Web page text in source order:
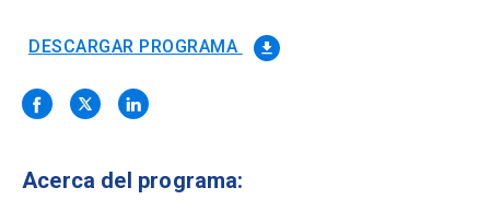
Noticias
Solicitud Certificados
en
enlace
DESCARGAR PROGRAMA file_download
Acerca del programa: